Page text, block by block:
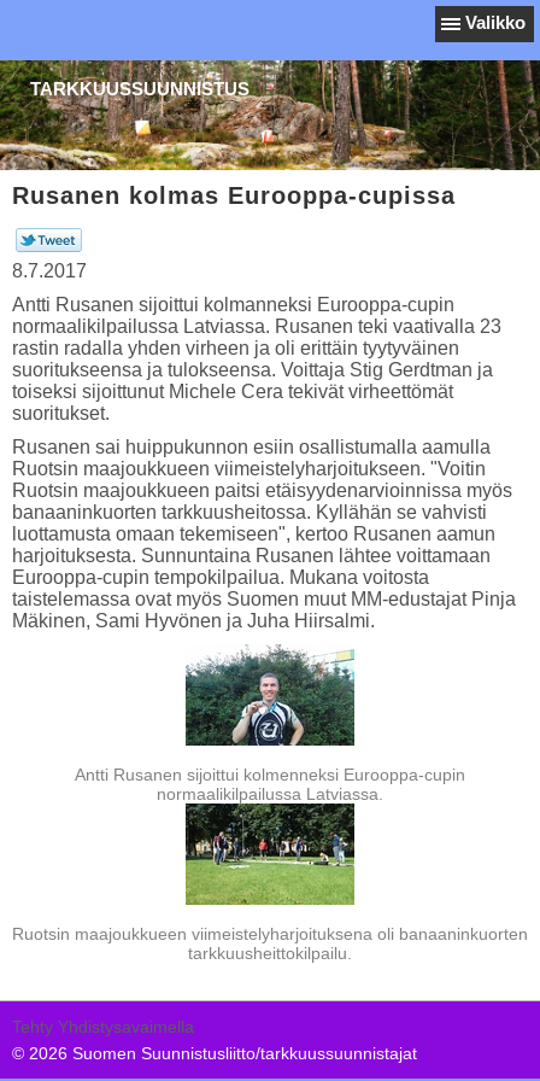
Valikko
TARKKUUSSUUNNISTUS
Rusanen kolmas Eurooppa-cupissa
8.7.2017
Antti Rusanen sijoittui kolmanneksi Eurooppa-cupin
normaalikilpailussa Latviassa. Rusanen teki vaativalla 23
rastin radalla yhden virheen ja oli erittäin tyytyväinen
suoritukseensa ja tulokseensa. Voittaja Stig Gerdtman ja
toiseksi sijoittunut Michele Cera tekivät virheettömät
suoritukset.
Rusanen sai huippukunnon esiin osallistumalla aamulla
Ruotsin maajoukkueen viimeistelyharjoitukseen. "Voitin
Ruotsin maajoukkueen paitsi etäisyydenarvioinnissa myös
banaaninkuorten tarkkuusheitossa. Kyllähän se vahvisti
luottamusta omaan tekemiseen", kertoo Rusanen aamun
harjoituksesta. Sunnuntaina Rusanen lähtee voittamaan
Eurooppa-cupin tempokilpailua. Mukana voitosta
taistelemassa ovat myös Suomen muut MM-edustajat Pinja
Mäkinen, Sami Hyvönen ja Juha Hiirsalmi.
Antti Rusanen sijoittui kolmenneksi Eurooppa-cupin
normaalikilpailussa Latviassa.
Ruotsin maajoukkueen viimeistelyharjoituksena oli banaaninkuorten
tarkkuusheittokilpailu.
Tehty Yhdistysavaimella
© 2026 Suomen Suunnistusliitto/tarkkuussuunnistajat